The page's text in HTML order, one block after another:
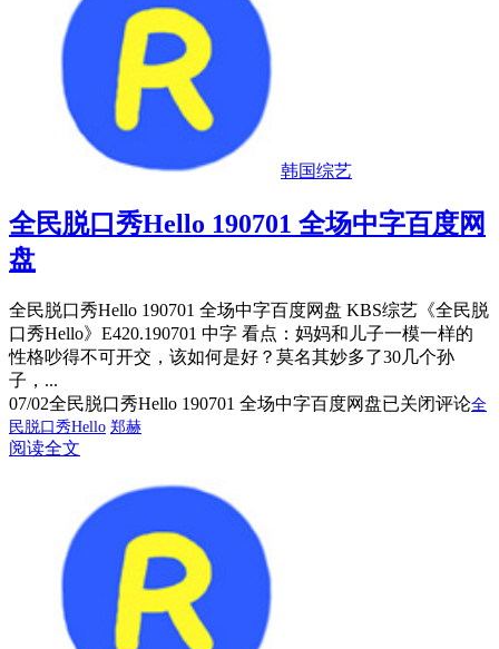
韩国综艺
全民脱口秀Hello 190701 全场中字百度网
盘
全民脱口秀Hello 190701 全场中字百度网盘 KBS综艺《全民脱
口秀Hello》E420.190701 中字 看点：妈妈和儿子一模一样的
性格吵得不可开交，该如何是好？莫名其妙多了30几个孙
子，...
07/02全民脱口秀Hello 190701 全场中字百度网盘已关闭评论全
民脱口秀Hello 郑赫
阅读全文